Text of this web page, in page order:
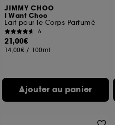
JIMMY CHOO
I Want Choo
Lait pour le Corps Parfumé
6
21,00€
14,00€ / 100ml
Ajouter au panier